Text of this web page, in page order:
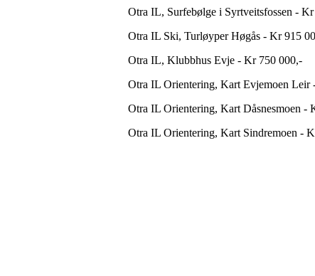
Otra IL, Surfebølge i Syrtveitsfossen -
Otra IL Ski, Turløyper Høgås - Kr 915
Otra IL, Klubbhus Evje - Kr 750 000,-
Otra IL Orientering, Kart Evjemoen Leir
Otra IL Orientering, Kart Dåsnesmoen -
Otra IL Orientering, Kart Sindremoen -